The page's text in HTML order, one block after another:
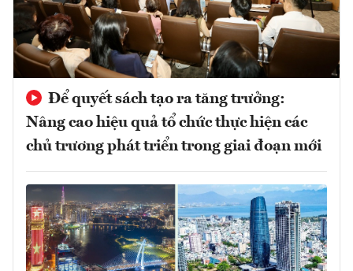
Để quyết sách tạo ra tăng trưởng:
Nâng cao hiệu quả tổ chức thực hiện các
chủ trương phát triển trong giai đoạn mới